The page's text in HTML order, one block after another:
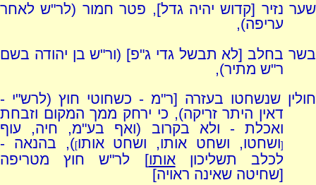
שער נזיר [קדוש יהיה גדל], פטר חמור (לר"ש לאחר
עריפה),
בשר בחלב [לא תבשל גדי ג"פ] (ור"ש בן יהודה בשם
ר"ש מתיר),
חולין שנשחטו בעזרה [ר"מ - כשחוטי חוץ (לרש"י -
דאין היתר זריקה), כי ירחק ממך המקום וזבחת
ואכלת - ולא בקרוב (ואף בע"מ, חיה, עוף
[ושחטו, ושחט אותו, ושחט אותו]), בהנאה -
לכלב תשליכוןאותו] לר"ש חוץ מטריפה
[שחיטה שאינה ראויה]